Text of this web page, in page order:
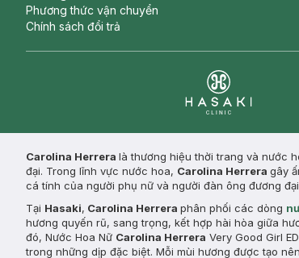
Phương thức vận chuyển
Chính sách đổi trả
Carolina Herrera là thương hiệu thời trang và nước
đại. Trong lĩnh vực nước hoa, Carolina Herrera gây
cá tính của người phụ nữ và người đàn ông đương
Tại Hasaki, Carolina Herrera phân phối các dòng
hương quyến rũ, sang trọng, kết hợp hài hòa giữa
đó, Nước Hoa Nữ Carolina Herrera Very Good Girl
trong những dịp đặc biệt. Mỗi mùi hương được tạo